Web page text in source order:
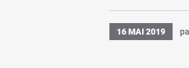
16 MAI 2019